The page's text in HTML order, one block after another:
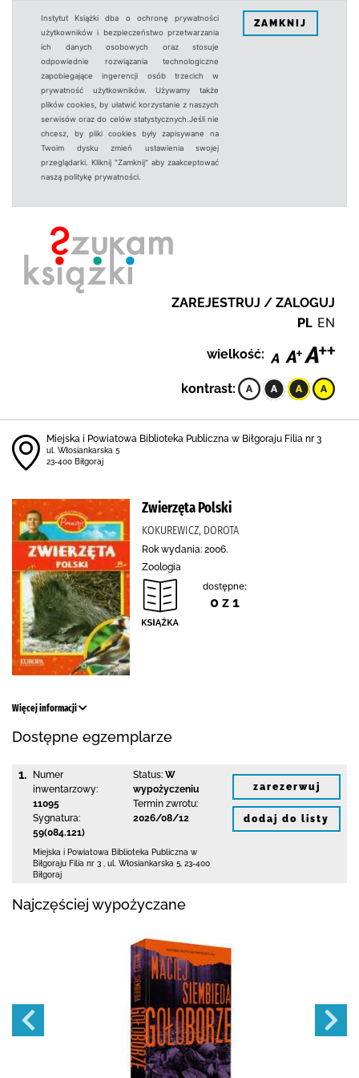
Instytut Książki dba o ochronę prywatności
użytkowników i bezpieczeństwo przetwarzania
ich danych osobowych oraz stosuje
odpowiednie rozwiązania technologiczne
zapobiegające ingerencji osób trzecich w
prywatność użytkowników. Używamy także
plików cookies, by ułatwić korzystanie z naszych
serwisów oraz do celów statystycznych.Jeśli nie
chcesz, by pliki cookies były zapisywane na
Twoim dysku zmień ustawienia swojej
przeglądarki. Kliknij "Zamknij" aby zaakceptować
naszą politykę prywatności.
ZAMKNIJ
ZAREJESTRUJ / ZALOGUJ
PL EN
wielkość:
kontrast:
Miejska i Powiatowa Biblioteka Publiczna w Biłgoraju Filia nr 3
ul. Włosiankarska 5
23-400 Biłgoraj
Zwierzęta Polski
KOKUREWICZ, DOROTA
Rok wydania: 2006.
Zoologia
dostępne:
0 z 1
Więcej informacji
Dostępne egzemplarze
1.
Numer
inwentarzowy:
11095
Sygnatura:
59(084.121)
Status: W
wypożyczeniu
Termin zwrotu:
2026/08/12
Miejska i Powiatowa Biblioteka Publiczna w
Biłgoraju Filia nr 3
ul. Włosiankarska 5 23-400
Biłgoraj
zarezerwuj
dodaj do listy
Najczęściej wypożyczane